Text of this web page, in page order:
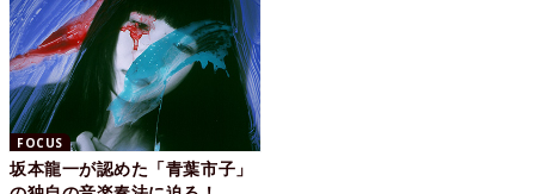
FOCUS
坂本龍一が認めた「青葉市子」